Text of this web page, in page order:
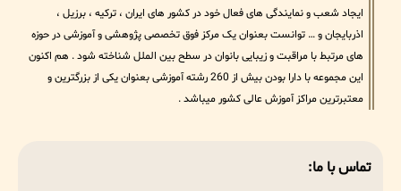
ایجاد شعب و نمایندگی های فعال خود در کشور های ایران ، ترکیه ، برزیل ،
اذربایجان و … توانست بعنوان یک مرکز فوق تخصصی پژوهشی و آموزشی در حوزه
های مرتبط با مراقبت و زیبایی بانوان در سطح بین الملل شناخته شود . هم اکنون
این مجموعه با دارا بودن بیش از 260 رشته آموزشی بعنوان یکی از بزرگترین و
معتبرترین مراکز آموزش عالی کشور میباشد .
تماس با ما: